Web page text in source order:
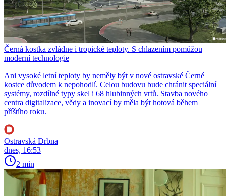
Černá kostka zvládne i tropické teploty. S chlazením pomůžou
moderní technologie
Ani vysoké letní teploty by neměly být v nové ostravské Černé
kostce důvodem k nepohodlí. Celou budovu bude chránit speciální
systémy, rozdílné typy skel i 68 hlubinných vrtů. Stavba nového
centra digitalizace, vědy a inovací by měla být hotová během
příštího roku.
Ostravská Drbna
dnes, 16:53
2 min